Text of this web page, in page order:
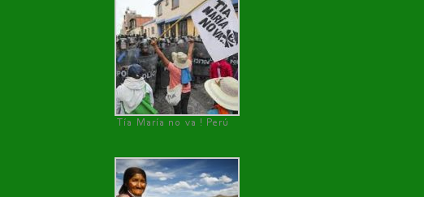
Tía María no va ! Perú